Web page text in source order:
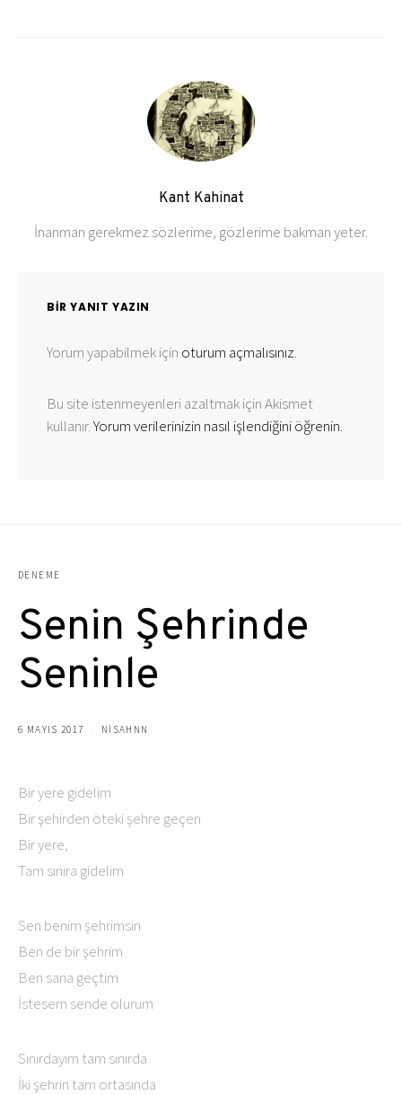
Kant Kahinat
İnanman gerekmez sözlerime, gözlerime bakman yeter.
BIR YANIT YAZIN
Yorum yapabilmek için oturum açmalısınız.
Bu site istenmeyenleri azaltmak için Akismet
kullanır.Yorum verilerinizin nasıl işlendiğini öğrenin.
DENEME
Senin Şehrinde
Seninle
6 MAYIS 2017 NISAHNN
Bir yere gidelim
Bir şehirden öteki şehre geçen
Bir yere,
Tam sınıra gidelim
Sen benim şehrimsin
Ben de bir şehrim
Ben sana geçtim
İstesem sende olurum
Sınırdayım tam sınırda
İki şehrin tam ortasında